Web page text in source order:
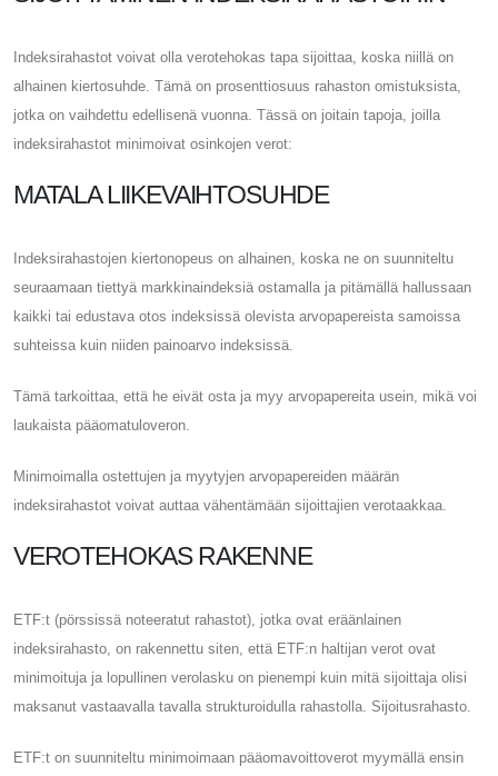
Indeksirahastot voivat olla verotehokas tapa sijoittaa, koska niillä on
alhainen kiertosuhde. Tämä on prosenttiosuus rahaston omistuksista,
jotka on vaihdettu edellisenä vuonna. Tässä on joitain tapoja, joilla
indeksirahastot minimoivat osinkojen verot:
MATALA LIIKEVAIHTOSUHDE
Indeksirahastojen kiertonopeus on alhainen, koska ne on suunniteltu
seuraamaan tiettyä markkinaindeksiä ostamalla ja pitämällä hallussaan
kaikki tai edustava otos indeksissä olevista arvopapereista samoissa
suhteissa kuin niiden painoarvo indeksissä.
Tämä tarkoittaa, että he eivät osta ja myy arvopapereita usein, mikä voi
laukaista pääomatuloveron.
Minimoimalla ostettujen ja myytyjen arvopapereiden määrän
indeksirahastot voivat auttaa vähentämään sijoittajien verotaakkaa.
VEROTEHOKAS RAKENNE
ETF:t (pörssissä noteeratut rahastot), jotka ovat eräänlainen
indeksirahasto, on rakennettu siten, että ETF:n haltijan verot ovat
minimoituja ja lopullinen verolasku on pienempi kuin mitä sijoittaja olisi
maksanut vastaavalla tavalla strukturoidulla rahastolla. Sijoitusrahasto.
ETF:t on suunniteltu minimoimaan pääomavoittoverot myymällä ensin